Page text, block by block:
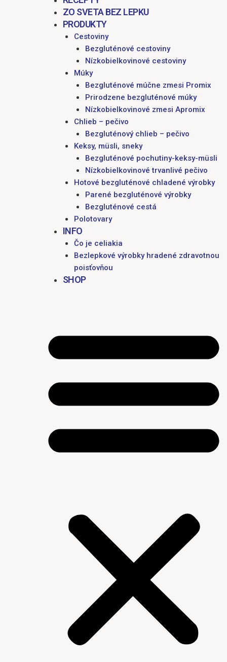
ZO SVETA BEZ LEPKU
PRODUKTY
Cestoviny
Bezgluténové cestoviny
Nízkobielkovinové cestoviny
Múky
Bezgluténové múčne zmesi Promix
Prirodzene bezgluténové múky
Nízkobielkovinové zmesi Apromix
Chlieb – pečivo
Bezgluténový chlieb – pečivo
Keksy, müsli, sneky
Bezgluténové pochutiny-keksy-müsli
Nízkobielkovinové trvanlivé pečivo
Hotové bezgluténové chladené výrobky
Parené bezgluténové výrobky
Bezgluténové cestá
Polotovary
INFO
Čo je celiakia
Bezlepkové výrobky hradené zdravotnou
poisťovňou
SHOP